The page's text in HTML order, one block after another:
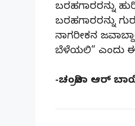
ಬರಹಗಾರರನ್ನು
ಬರಹಗಾರರನ್ನು
ನಾಗರೀಕನ
ಬೆಳೆಯಲಿ” ಎಂದು ಈ
-ಚಂದ್ರಿಕಾ ಆರ್